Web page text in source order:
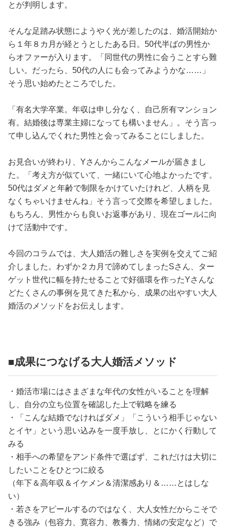
とが判明します。
そんな足踏み状態にようやく光が差したのは、婚活開始か
ら１年８カ月が経とうとしたある日。50代半ばの男性か
らオファーが入ります。「同世代の男性に会うことすら難
しい。だったら、50代の人にも会ってみようかな……」
そう思い始めたところでした。
「有名大学卒業。年収は申し分なく、自己所有マンション
有。結婚後は専業主婦になっても構いません」。そう言っ
て申し込んでくれた男性と会ってみることにしました。
お見合いが終わり、Yさんからこんなメールが届きまし
た。「考え方が似ていて、一緒にいて心地よかったです。
50代はダメと年齢で制限をかけていたけれど、人柄を見
なくちゃいけませんね」そう言って交際を希望しました。
もちろん、男性からも良いお返事があり、現在ゴールに向
けて活動中です。
今回のコラムでは、大人婚活の難しさを実例を交えてご紹
介しました。わずか２カ月で諦めてしまったSさん、ター
ゲット世代に幅を持たせることで好循環を作ったYさんな
どたくさんの事例を見てきた私から、成果の出やすい大人
婚活のメソッドをお伝えします。
■成果につなげる大人婚活メソッド
・婚活市場にはさまざまな年代の女性がいることを理解
し、自分の立ち位置を確認した上で戦略を練る
・「こんな結婚でなければダメ」「こういう相手じゃない
とイヤ」という思い込みを一度手放し、とにかく行動して
みる
・相手への希望をアンド条件で選ばず、これだけは大切に
したいことをひとつに絞る
（年下＆高年収＆イケメン＆清潔感あり＆……とはしな
い）
・若さをアピールするのではなく、大人女性だからこそで
きる強み（包容力、寛容力、教養力、情緒の安定など）で